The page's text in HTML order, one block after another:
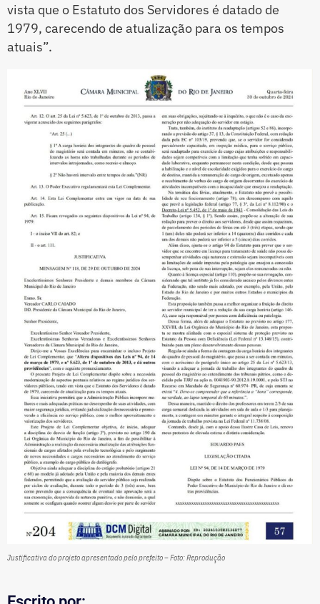
vista que o Estatuto dos Servidores é datado de
1979, carecendo de atualização para os tempos
atuais”.
Justificativa do projeto apresentado pelo prefeito – Foto: Reprodução